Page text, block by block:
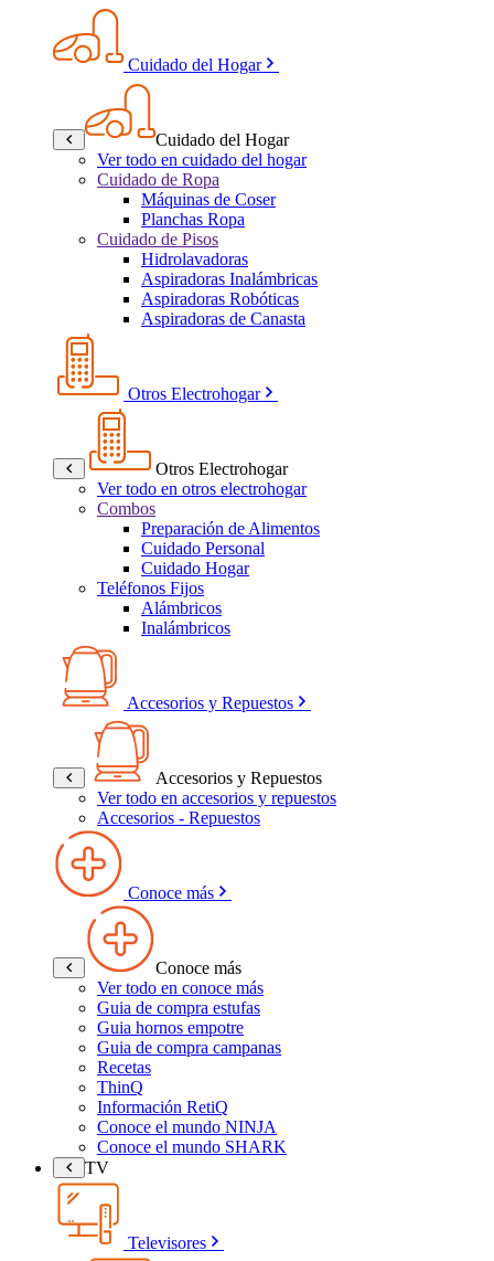
Cuidado del Hogar
Cuidado del Hogar
Ver todo en cuidado del hogar
Cuidado de Ropa
Máquinas de Coser
Planchas Ropa
Cuidado de Pisos
Hidrolavadoras
Aspiradoras Inalámbricas
Aspiradoras Robóticas
Aspiradoras de Canasta
Otros Electrohogar
Otros Electrohogar
Ver todo en otros electrohogar
Combos
Preparación de Alimentos
Cuidado Personal
Cuidado Hogar
Teléfonos Fijos
Alámbricos
Inalámbricos
Accesorios y Repuestos
Accesorios y Repuestos
Ver todo en accesorios y repuestos
Accesorios - Repuestos
Conoce más
Conoce más
Ver todo en conoce más
Guia de compra estufas
Guia hornos empotre
Guia de compra campanas
Recetas
ThinQ
Información RetiQ
Conoce el mundo NINJA
Conoce el mundo SHARK
TV
Televisores